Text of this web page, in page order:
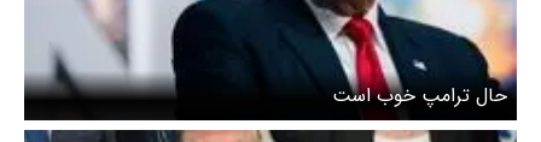
حال ترامپ خوب است